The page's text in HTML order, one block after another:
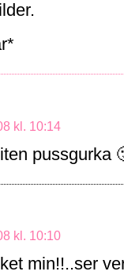
kl. 10:14
pussgurka
kl. 10:10
min!!..ser